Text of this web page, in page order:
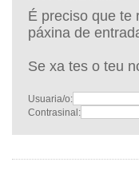
É preciso que te
páxina de
Se xa tes o teu
Usuaria/o:
Contrasinal: